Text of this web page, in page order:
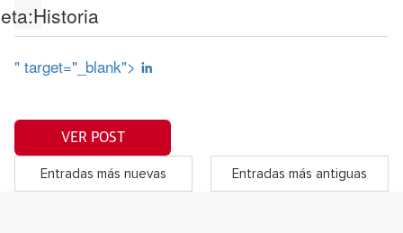
Historia
" target="_blank">
VER POST
Entradas más nuevas Entradas más antiguas